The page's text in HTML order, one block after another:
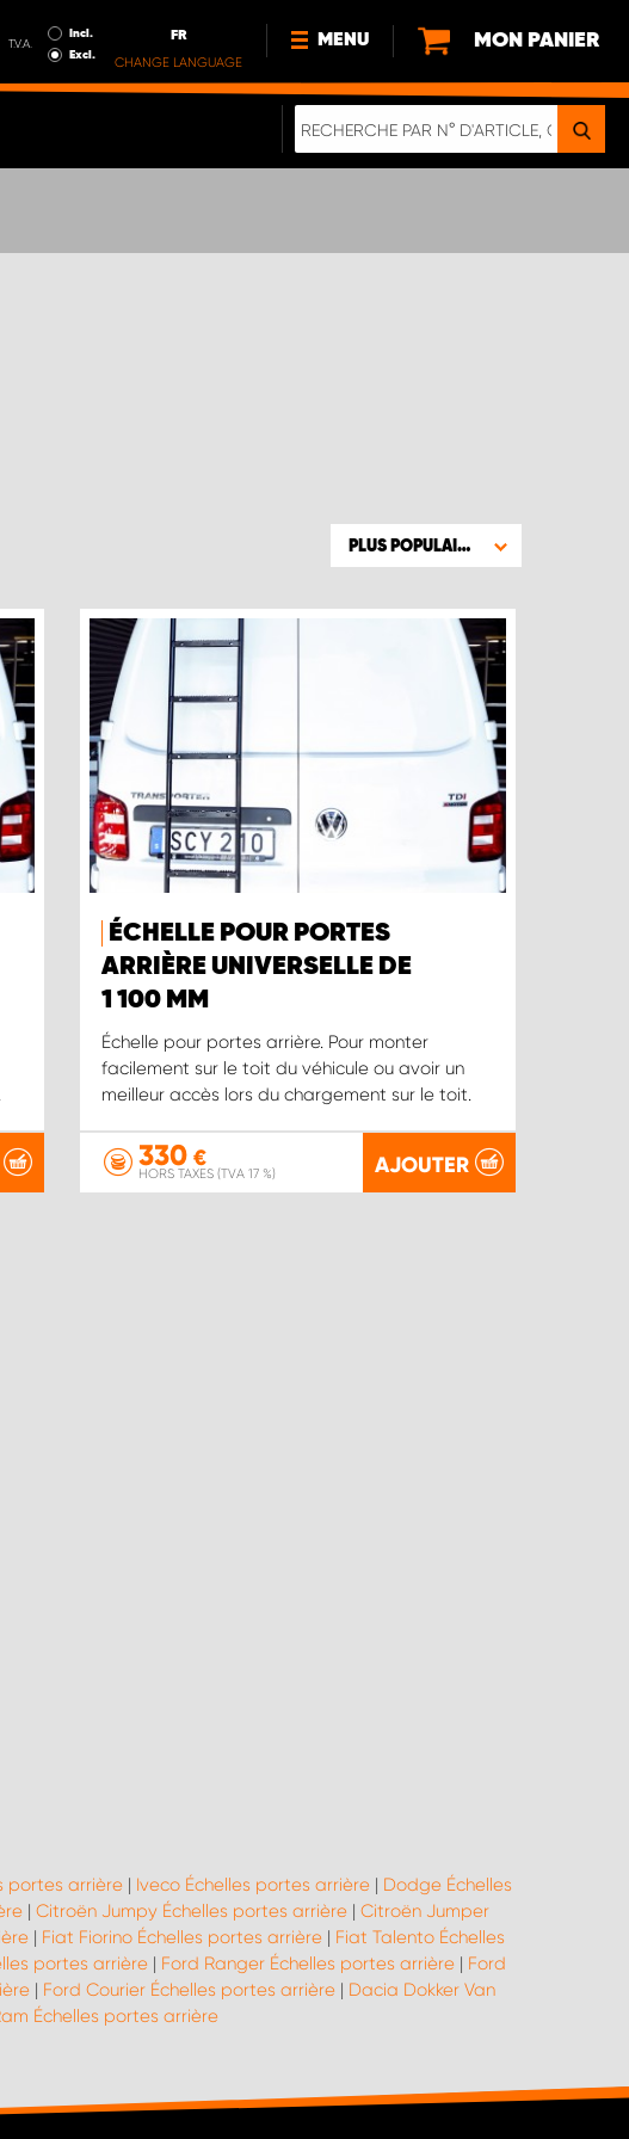
T.V.A.
Incl.
Excl.
FR
CHANGE LANGUAGE
MENU
NOUVEAUTÉS
MON PANIER
PLUS POPULAIRE
ÉCHELLE POUR PORTES
ARRIÈRE UNIVERSELLE DE
1 100 MM
Échelle pour portes arrière. Pour monter
facilement sur le toit du véhicule ou avoir un
meilleur accès lors du chargement sur le toit.
330 €
HORS TAXES (TVA 17 %) AJOUTER
portes arrière| Iveco Échelles portes arrière| Dodge Échelles
| Citroën Jumpy Échelles portes arrière | Citroën Jumper
| Fiat Fiorino Échelles portes arrière| Fiat Talento Échelles
portes arrière| Ford Ranger Échelles portes arrière| Ford
| Ford Courier Échelles portes arrière | Dacia Dokker Van
Échelles portes arrière